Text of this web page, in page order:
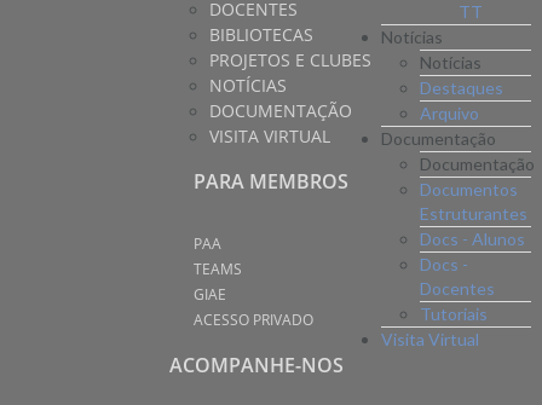
TT
Notícias
Notícias
Destaques
Arquivo
Documentação
Documentação
Documentos
Estruturantes
Docs - Alunos
Docs -
Docentes
Tutoriais
Visita Virtual
DOCENTES
BIBLIOTECAS
PROJETOS E CLUBES
NOTÍCIAS
DOCUMENTAÇÃO
VISITA VIRTUAL
PARA MEMBROS
PAA
TEAMS
GIAE
ACESSO PRIVADO
ACOMPANHE-NOS